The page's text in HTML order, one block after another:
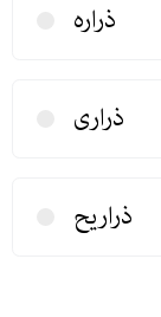
ذراره
ذراری
ذراریح